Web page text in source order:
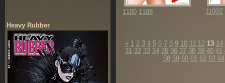
Heavy Rubber
1100 1108 1100Z
« 1 2 3 4 5 6 7 8 9 10 11 1213 14
31 32 33 34 35 36 37 38 39 40 41
58 59 60 61 62 63 64